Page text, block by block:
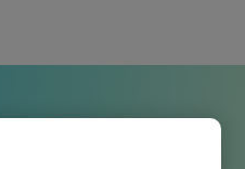
Utilisateur